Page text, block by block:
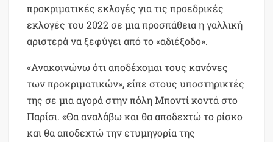
προκριματικές εκλογές για τις προεδρικές
εκλογές του 2022 σε μια προσπάθεια η γαλλική
αριστερά να ξεφύγει από το «αδιέξοδο».
«Ανακοινώνω ότι αποδέχομαι τους κανόνες
των προκριματικών», είπε στους υποστηρικτές
της σε μια αγορά στην πόλη Μποντί κοντά στο
Παρίσι. «Θα αναλάβω και θα αποδεχτώ το ρίσκο
και θα αποδεχτώ την ετυμηγορία της